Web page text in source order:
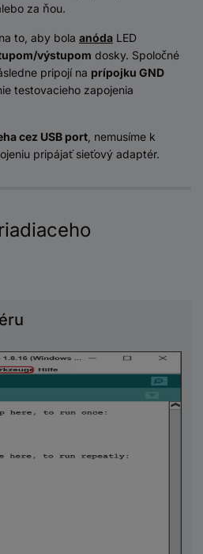
za ňou.
to, aby bola anóda LED
výstupom dosky. Spoločné
pripojí na prípojku GND
testovacieho zapojenia
cez USB port , nemusíme k
pripájať sieťový adaptér.